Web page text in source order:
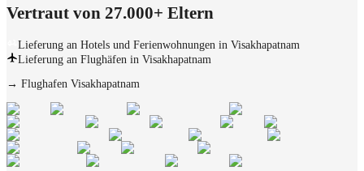
Vertraut von 27.000+ Eltern
Lieferung an Hotels und Ferienwohnungen in Visakhapatnam
Lieferung an Flughäfen in Visakhapatnam
→ Flughafen Visakhapatnam